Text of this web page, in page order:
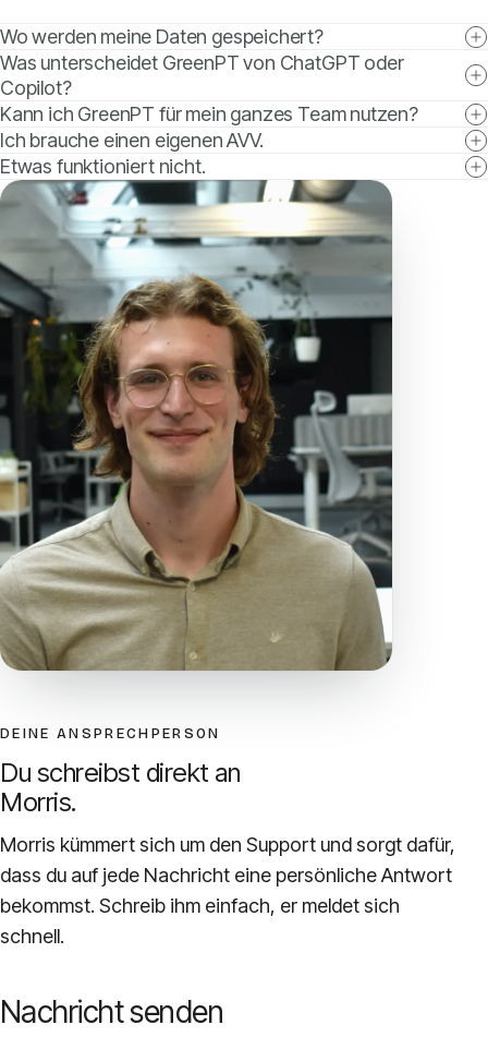
Wo werden meine Daten gespeichert?
Was unterscheidet GreenPT von ChatGPT oder
Copilot?
Kann ich GreenPT für mein ganzes Team nutzen?
Ich brauche einen eigenen AVV.
Etwas funktioniert nicht.
DEINE ANSPRECHPERSON
Du schreibst direkt an
Morris.
Morris kümmert sich um den Support und sorgt dafür,
dass du auf jede Nachricht eine persönliche Antwort
bekommst. Schreib ihm einfach, er meldet sich
schnell.
Nachricht senden